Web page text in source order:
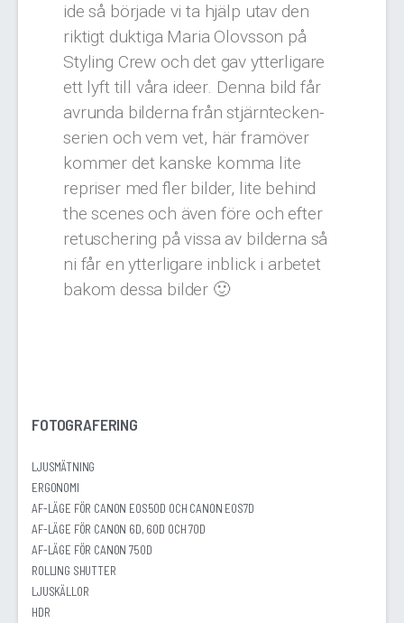
ide så började vi ta hjälp utav den
riktigt duktiga Maria Olovsson på
Styling Crew och det gav ytterligare
ett lyft till våra ideer. Denna bild får
avrunda bilderna från stjärntecken-
serien och vem vet, här framöver
kommer det kanske komma lite
repriser med fler bilder, lite behind
the scenes och även före och efter
retuschering på vissa av bilderna så
ni får en ytterligare inblick i arbetet
bakom dessa bilder 🙂
FOTOGRAFERING
LJUSMÄTNING
ERGONOMI
AF-LÄGE FÖR CANON EOS50D OCH CANON EOS7D
AF-LÄGE FÖR CANON 6D, 60D OCH 70D
AF-LÄGE FÖR CANON 750D
ROLLING SHUTTER
LJUSKÄLLOR
HDR